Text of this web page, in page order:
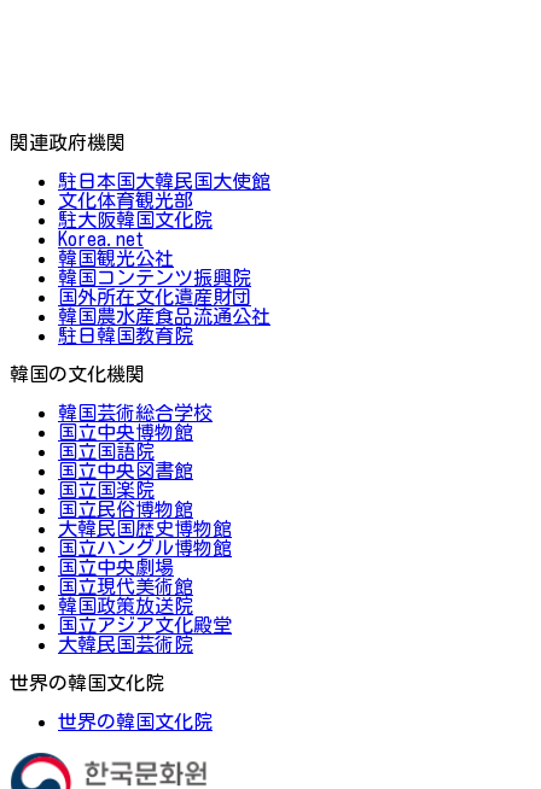
関連政府機関
駐日本国大韓民国大使館
文化体育観光部
駐大阪韓国文化院
Korea.net
韓国観光公社
韓国コンテンツ振興院
国外所在文化遺産財団
韓国農水産食品流通公社
駐日韓国教育院
韓国の文化機関
韓国芸術総合学校
国立中央博物館
国立国語院
国立中央図書館
国立国楽院
国立民俗博物館
大韓民国歴史博物館
国立ハングル博物館
国立中央劇場
国立現代美術館
韓国政策放送院
国立アジア文化殿堂
大韓民国芸術院
世界の韓国文化院
世界の韓国文化院